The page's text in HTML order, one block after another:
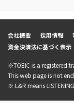
会社概要 採用情報
資金決済法に基づく表示
※TOEIC is a registered
This web page is not
※ L&R means